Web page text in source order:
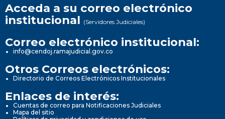
Acceda a su correo electrónico
institucional (Servidores Judiciales)
Correo electrónico institucional:
info@cendoj.ramajudicial.gov.co
Otros Correos electrónicos:
Directorio de Correos Electrónicos Institucionales
Enlaces de interés:
Cuentas de correo para Notificaciones Judiciales
Mapa del sitio